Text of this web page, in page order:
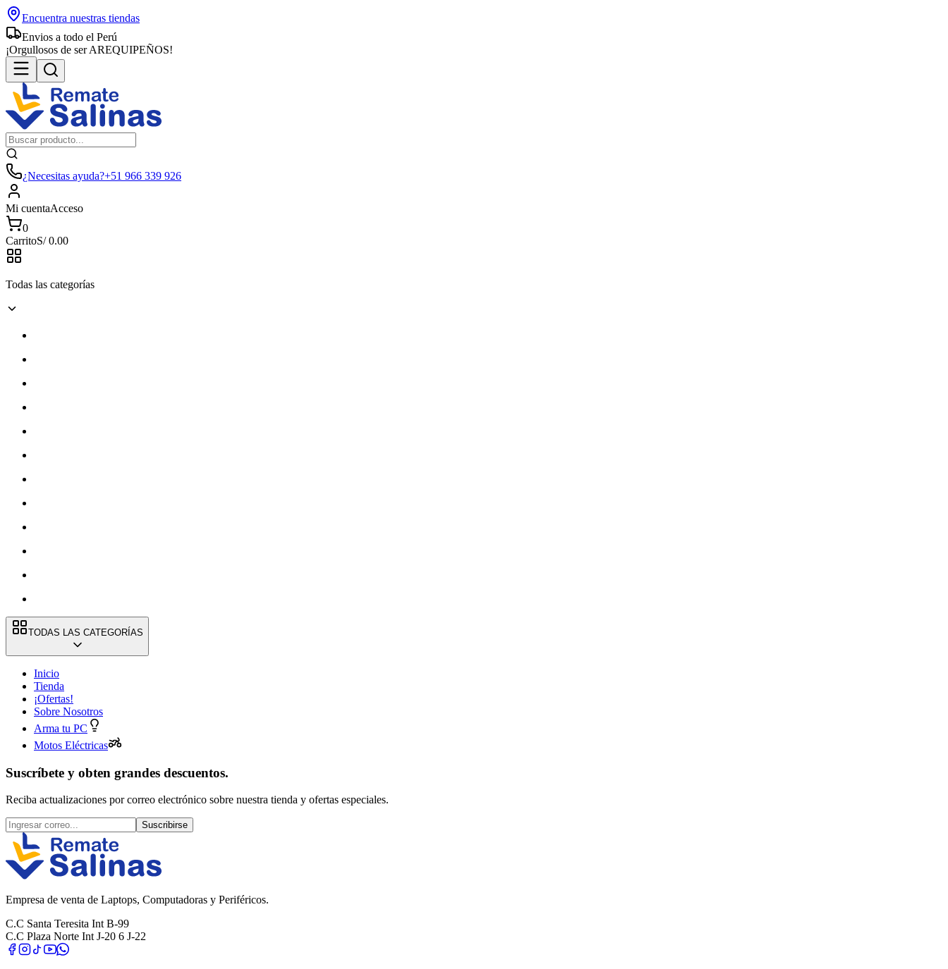
Encuentra nuestras tiendas
Envios a todo el Perú
¡Orgullosos de ser AREQUIPEÑOS!
¿Necesitas ayuda?+51 966 339 926
Mi cuentaAcceso
0
CarritoS/0.00
Todas las categorías
TODAS LAS CATEGORÍAS
Inicio
Tienda
¡Ofertas!
Sobre Nosotros
Arma tu PC
Motos Eléctricas
Suscríbete y obten grandes descuentos.
Reciba actualizaciones por correo electrónico sobre nuestra tienda y ofertas especiales.
Suscribirse
Empresa de venta de Laptops, Computadoras y Periféricos.
C.C Santa Teresita Int B-99
C.C Plaza Norte Int J-20 6 J-22